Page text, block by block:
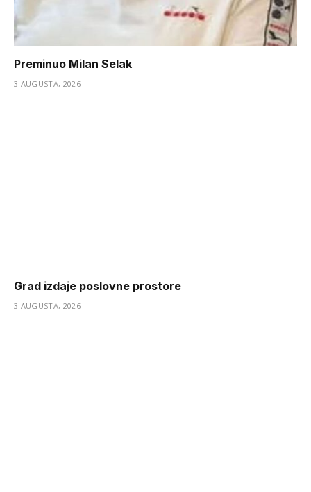
Preminuo Milan Selak
3 AUGUSTA, 2026
Grad izdaje poslovne prostore
3 AUGUSTA, 2026